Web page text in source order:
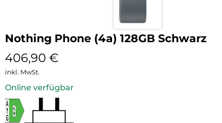
Nothing Phone (4a) 128GB Schwarz
406,90 €
inkl. MwSt.
Online verfügbar